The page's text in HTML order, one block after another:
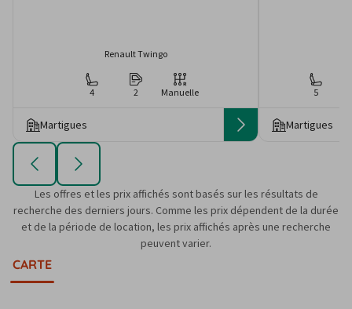
Renault Twingo
4 2 Manuelle
Martigues
5
Martigues
Les offres et les prix affichés sont basés sur les résultats de
recherche des derniers jours. Comme les prix dépendent de la durée
et de la période de location, les prix affichés après une recherche
peuvent varier.
CARTE